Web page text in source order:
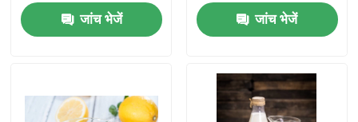
घर
जांच भेजें जांच भेजें